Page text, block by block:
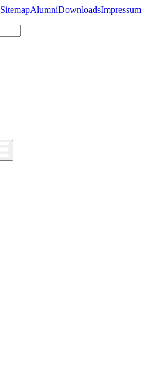
SitemapAlumniDownloadsImpressum